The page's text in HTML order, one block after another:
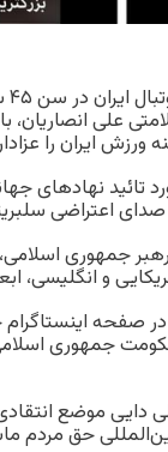
علی
ورزش ایران را
نهادهای
و انگلیسی،
صفحه
جمهوری
موضع انتقادی
حق مردم